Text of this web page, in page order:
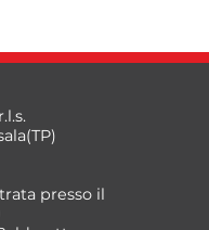
presso il